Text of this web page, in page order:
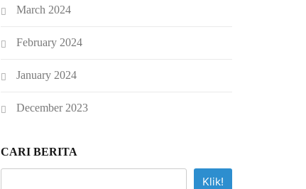
March 2024
February 2024
January 2024
December 2023
CARI BERITA
Klik!